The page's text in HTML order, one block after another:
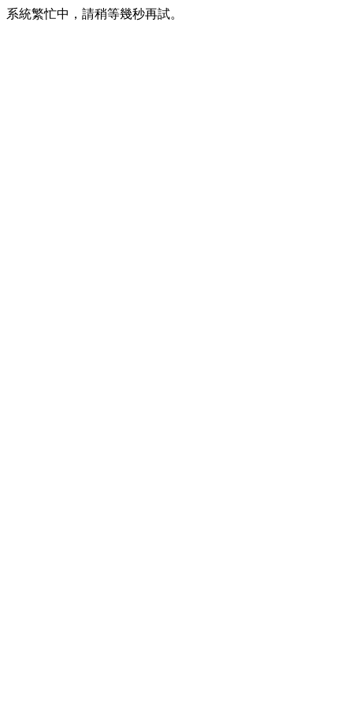
系統繁忙中，請稍等幾秒再試。